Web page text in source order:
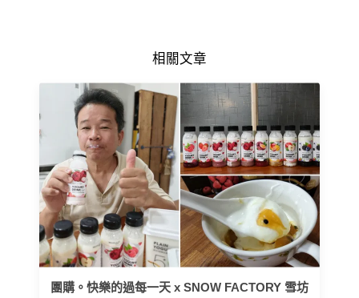
相關文章
團購。快樂的過每一天 x SNOW FACTORY 雪坊